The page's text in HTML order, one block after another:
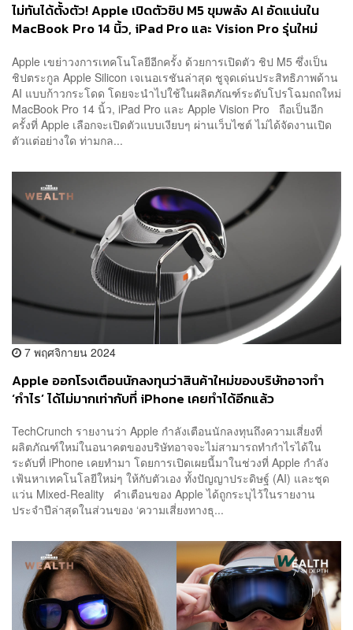
ไม่ทันได้ตั้งตัว! Apple เปิดตัวชิป M5 ขุมพลัง AI อัดแน่นใน
MacBook Pro 14 นิ้ว, iPad Pro และ Vision Pro รุ่นใหม่
Apple เขย่าวงการเทคโนโลยีอีกครั้ง ด้วยการเปิดตัว ชิป M5 ซึ่งเป็น
ชิปตระกูล Apple Silicon เจเนอเรชันล่าสุด ชูจุดเด่นประสิทธิภาพด้าน
AI แบบก้าวกระโดด โดยจะนำไปใช้ในผลิตภัณฑ์ระดับโปรโฉมถถใหม่
MacBook Pro 14 นิ้ว, iPad Pro และ Apple Vision Pro ถือเป็นอีก
ครั้งที่ Apple เลือกจะเปิดตัวแบบเงียบๆ ผ่านเว็บไซต์ ไม่ได้จัดงานเปิด
ตัวแต่อย่างใด ท่ามกล...
7 พฤศจิกายน 2024
Apple ออกโรงเตือนนักลงทุนว่าสินค้าใหม่ของบริษัทอาจทำ
‘กำไร’ ได้ไม่มากเท่ากับที่ iPhone เคยทำได้อีกแล้ว
TechCrunch รายงานว่า Apple กำลังเตือนนักลงทุนถึงความเสี่ยงที่
ผลิตภัณฑ์ใหม่ในอนาคตของบริษัทอาจจะไม่สามารถทำกำไรได้ใน
ระดับที่ iPhone เคยทำมา โดยการเปิดเผยนี้มาในช่วงที่ Apple กำลัง
เฟ้นหาเทคโนโลยีใหม่ๆ ให้กับตัวเอง ทั้งปัญญาประดิษฐ์ (AI) และชุด
แว่น Mixed-Reality คำเตือนของ Apple ได้ถูกระบุไว้ในรายงาน
ประจำปีล่าสุดในส่วนของ ‘ความเสี่ยงทางธุ...